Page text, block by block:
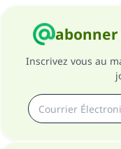
abonner
Inscrivez vous au